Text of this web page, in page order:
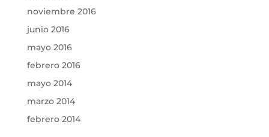
noviembre 2016
junio 2016
mayo 2016
febrero 2016
mayo 2014
marzo 2014
febrero 2014